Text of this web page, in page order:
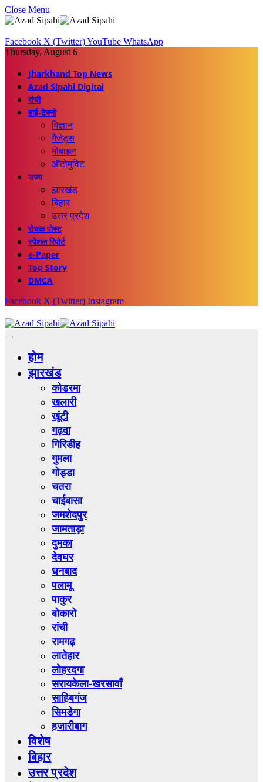
Close Menu
Facebook X (Twitter)YouTube WhatsApp
Thursday, August 6
Jharkhand Top News
Azad Sipahi Digital
रांची
हाई-टेक्नो
विज्ञान
गैजेट्स
मोबाइल
ऑटोमुविट
राज्य
झारखंड
बिहार
उत्तर प्रदेश
रोचक पोस्ट
स्पेशल रिपोर्ट
e-Paper
Top Story
DMCA
Facebook X (Twitter) Instagram
होम
झारखंड
कोडरमा
खलारी
खूंटी
गढ़वा
गिरिडीह
गुमला
गोड्डा
चतरा
चाईबासा
जमशेदपुर
जामताड़ा
दुमका
देवघर
धनबाद
पलामू
पाकुर
बोकारो
रांची
रामगढ़
लातेहार
लोहरदगा
सरायकेला-खरसावाँ
साहिबगंज
सिमडेगा
हजारीबाग
विशेष
बिहार
उत्तर प्रदेश